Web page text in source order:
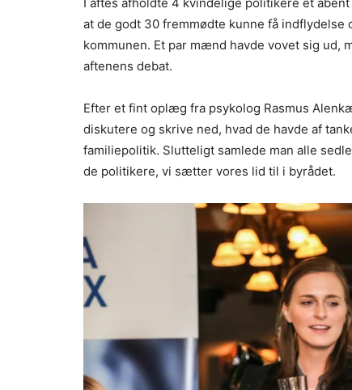
I aftes afholdte 4 kvindelige politikere et
at de godt 30 fremmødte kunne få
kommunen. Et par mænd havde vovet sig ud,
aftenens debat.
Efter et fint oplæg fra psykolog Rasmus
diskutere og skrive ned, hvad de havde af
familiepolitik. Slutteligt samlede man alle
de politikere, vi sætter vores lid til i byrådet.